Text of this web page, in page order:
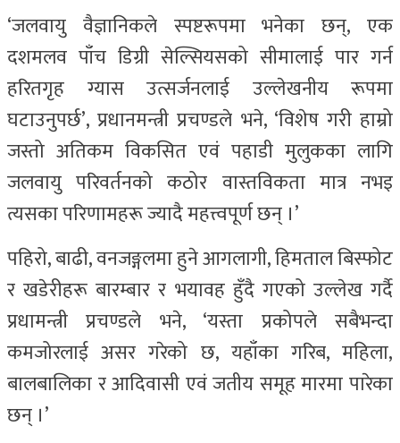
‘जलवायु वैज्ञानिकले स्पष्टरूपमा भनेका छन्, एक
दशमलव पाँच डिग्री सेल्सियसको सीमालाई पार गर्न
हरितगृह ग्यास उत्सर्जनलाई उल्लेखनीय रूपमा
घटाउनुपर्छ’, प्रधानमन्त्री प्रचण्डले भने, ‘विशेष गरी हाम्रो
जस्तो अतिकम विकसित एवं पहाडी मुलुकका लागि
जलवायु परिवर्तनको कठोर वास्तविकता मात्र नभइ
त्यसका परिणामहरू ज्यादै महत्त्वपूर्ण छन् ।’
पहिरो, बाढी, वनजङ्गलमा हुने आगलागी, हिमताल बिस्फोट
र खडेरीहरू बारम्बार र भयावह हुँदै गएको उल्लेख गर्दै
प्रधामन्त्री प्रचण्डले भने, ‘यस्ता प्रकोपले सबैभन्दा
कमजोरलाई असर गरेको छ, यहाँका गरिब, महिला,
बालबालिका र आदिवासी एवं जतीय समूह मारमा पारेका
छन् ।’